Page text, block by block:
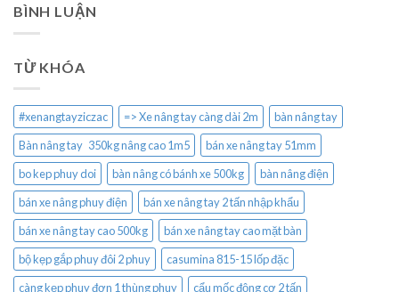
BÌNH LUẬN
TỪ KHÓA
#xenangtayziczac => Xe nâng tay càng dài 2m
bàn nâng tay
Bàn nâng tay 350kg nâng cao 1m5
bán xe nâng tay 51mm
bo kep phuy doi
bàn nâng có bánh xe 500kg
bàn nâng điện
bán xe nâng phuy điện
bán xe nâng tay 2 tấn nhập khẩu
bán xe nâng tay cao 500kg
bán xe nâng tay cao mặt bàn
bộ kẹp gắp phuy đôi 2 phuy
casumina 815-15 lốp đặc
càng kẹp phuy đơn 1 thùng phuy
cẩu mốc động cơ 2 tấn